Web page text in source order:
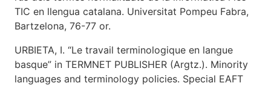
TIC en llengua catalana. Universitat Pompeu Fabra,
Bartzelona, 76-77 or.
URBIETA, I. “Le travail terminologique en langue
basque” in TERMNET PUBLISHER (Argtz.). Minority
languages and terminology policies. Special EAFT